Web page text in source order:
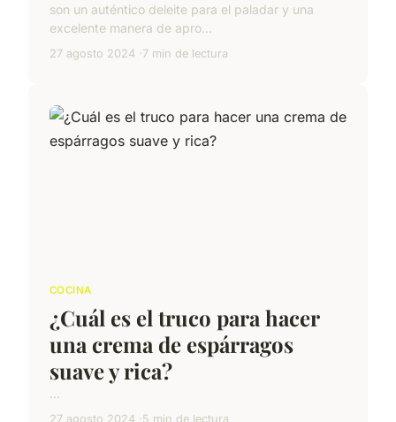
son un auténtico deleite para el paladar y una
excelente manera de apro...
27 agosto 2024 7 min de lectura
COCINA
¿Cuál es el truco para hacer
una crema de espárragos
suave y rica?
...
27 agosto 2024 5 min de lectura